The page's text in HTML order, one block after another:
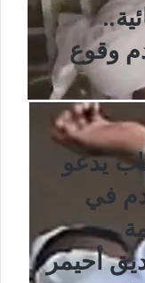
وقوع
يدعو
في
أحيمر